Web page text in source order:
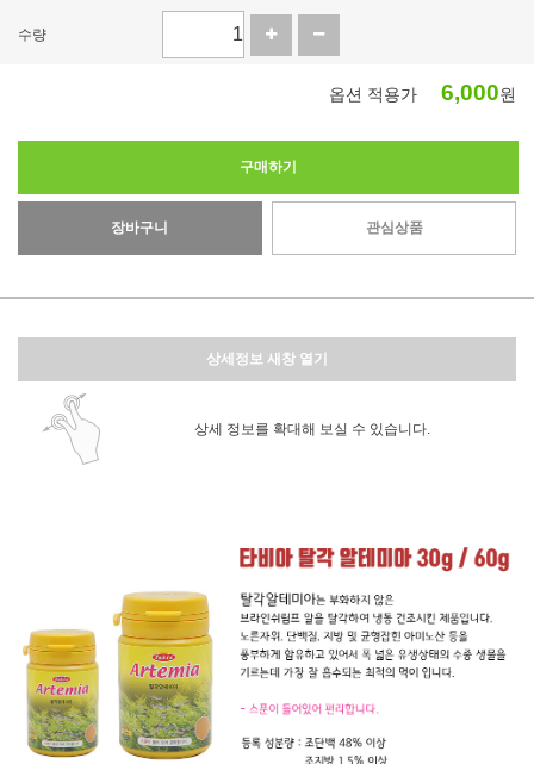
수량
옵션 적용가 6,000원
구매하기
장바구니 관심상품
상세정보 새창 열기
상세 정보를 확대해 보실 수 있습니다.